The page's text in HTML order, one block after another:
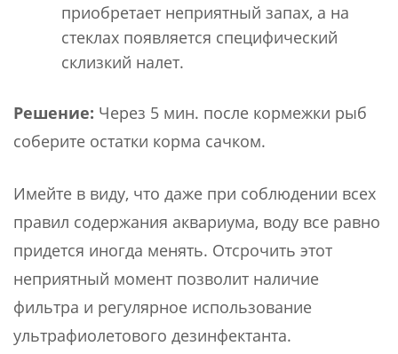
приобретает неприятный запах, а на
стеклах появляется специфический
склизкий налет.
Решение: Через 5 мин. после кормежки рыб
соберите остатки корма сачком.
Имейте в виду, что даже при соблюдении всех
правил содержания аквариума, воду все равно
придется иногда менять. Отсрочить этот
неприятный момент позволит наличие
фильтра и регулярное использование
ультрафиолетового дезинфектанта.